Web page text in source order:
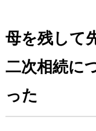
母を残して
二次相続に
った